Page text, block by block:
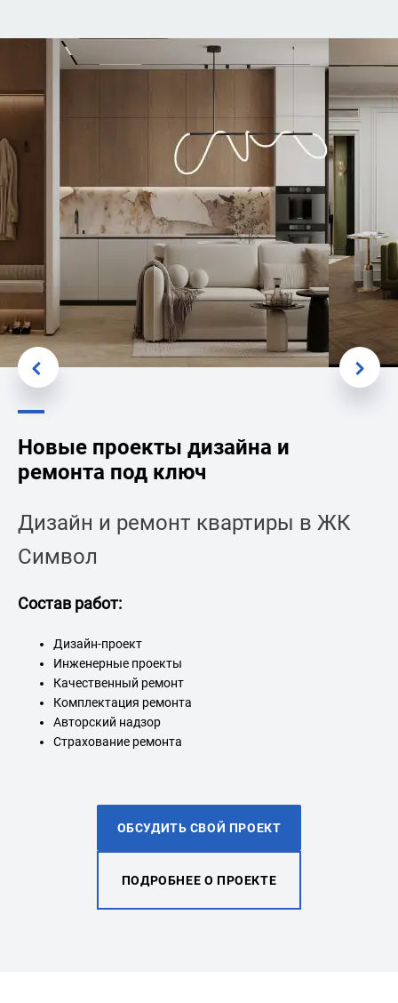
Новые проекты дизайна и
ремонта под ключ
Дизайн и ремонт квартиры в ЖК
Символ
Состав работ:
Дизайн-проект
Инженерные проекты
Качественный ремонт
Комплектация ремонта
Авторский надзор
Страхование ремонта
ОБСУДИТЬ СВОЙ ПРОЕКТ
ПОДРОБНЕЕ О ПРОЕКТЕ